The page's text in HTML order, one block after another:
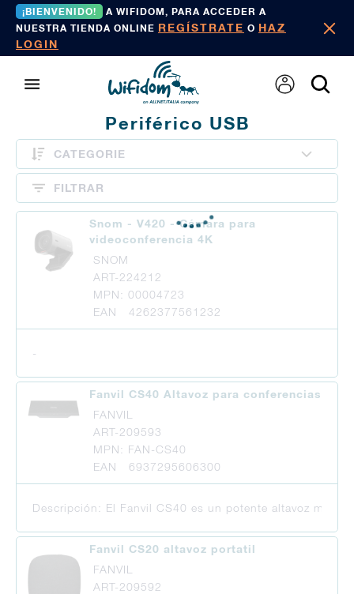
¡BIENVENIDO!
A WIFIDOM, PARA ACCEDER A
NUESTRA TIENDA ONLINE REGÍSTRATE O HAZ
LOGIN
Periférico USB
CATEGORIE
FILTRAR
Snom - V420 - Cámara para
videoconferencia 4K
SNOM
ART-224212
MPN: 00004723
EAN 4262377561232
-
Fanvil CS40 Altavoz para conferencias
FANVIL
ART-209593
MPN: FAN-CS40
EAN 6937295606300
Descripción: El Fanvil CS40 es un potente altavoz
Fanvil CS20 altavoz portatil
FANVIL
ART-209592